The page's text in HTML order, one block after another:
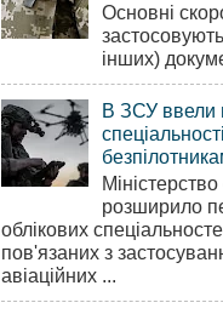
Основні
інших)
В ЗСУ ввели
розширило
облікових
пов'язаних з
авіаційних ...